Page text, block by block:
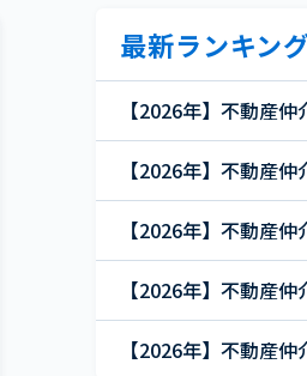
最新ランキン
【2026年】不動産
【2026年】不動産仲
【2026年】不動産仲
【2026年】不動産
【2026年】不動産